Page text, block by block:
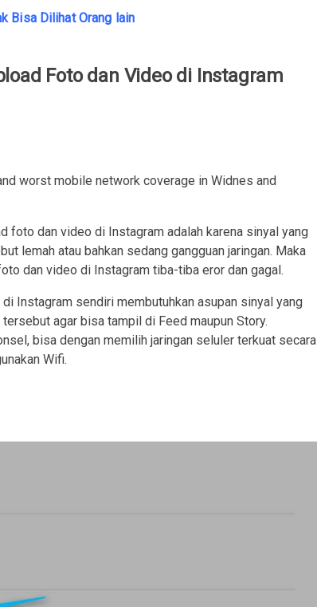
Bisa Dilihat Orang lain
Foto dan Video di Instagram
foto dan video di Instagram adalah karena sinyal yang
lemah atau bahkan sedang gangguan jaringan. Maka
dan video di Instagram tiba-tiba eror dan gagal.
Instagram sendiri membutuhkan asupan sinyal yang
agar bisa tampil di Feed maupun Story.
bisa dengan memilih jaringan seluler terkuat secara
Wifi.